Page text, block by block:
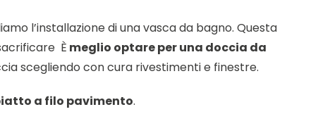
l’installazione di una vasca da bagno. Questa
È meglio optare per una doccia da
scegliendo con cura rivestimenti e finestre.
a filo pavimento.